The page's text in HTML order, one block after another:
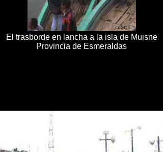
El trasborde en lancha a la isla de Muisne
Provincia de Esmeraldas